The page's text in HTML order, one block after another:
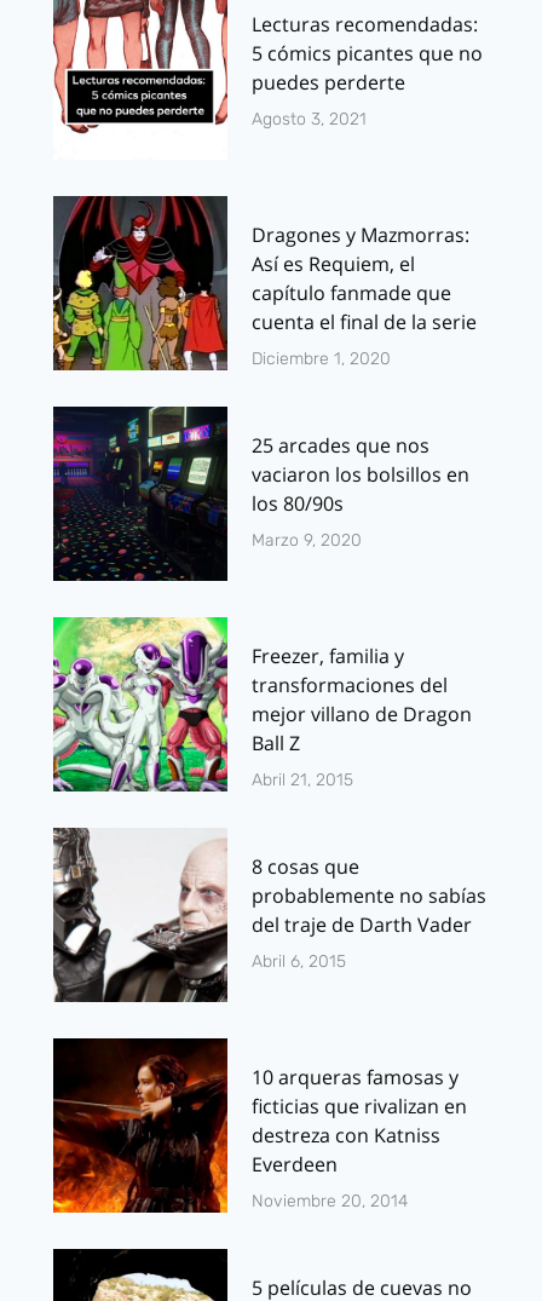
Lecturas recomendadas:
5 cómics picantes que no
puedes perderte
Agosto 3, 2021
Dragones y Mazmorras:
Así es Requiem, el
capítulo fanmade que
cuenta el final de la serie
Diciembre 1, 2020
25 arcades que nos
vaciaron los bolsillos en
los 80/90s
Marzo 9, 2020
Freezer, familia y
transformaciones del
mejor villano de Dragon
Ball Z
Abril 21, 2015
8 cosas que
probablemente no sabías
del traje de Darth Vader
Abril 6, 2015
10 arqueras famosas y
ficticias que rivalizan en
destreza con Katniss
Everdeen
Noviembre 20, 2014
5 películas de cuevas no